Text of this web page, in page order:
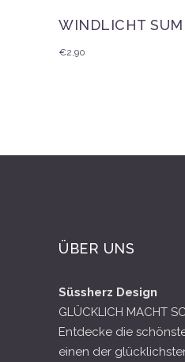
WINDLICHT
€2,90
ÜBER UNS
Süssherz Design
GLÜCKLICH MACHT
Entdecke die
einen der